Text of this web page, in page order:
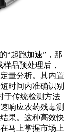
“起跑加速”，那
品预处理后，
量分析。其内置
时间内准确识别
于传统检测方法
响应农药残毒测
果。这种高效快
马上掌握市场上